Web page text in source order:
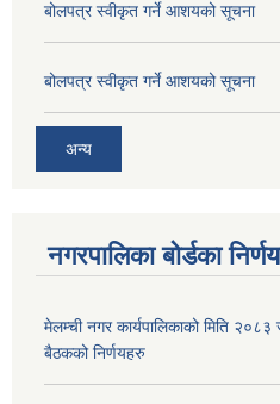
बोलपत्र स्वीकृत गर्ने आशयको सूचना
बोलपत्र स्वीकृत गर्ने आशयको सूचना
अन्य
नगरपालिका बोर्डका
मेलम्ची नगर कार्यपालिकाको मिति
बैठकको निर्णयहरु